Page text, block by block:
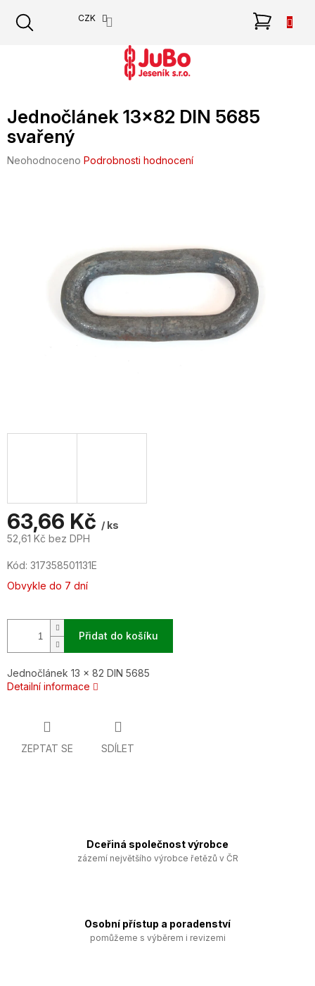
obsah
CZK
Jednočlánek 13x82 DIN 5685
svařený
Průměrné
Neohodnoceno Podrobnosti hodnocení
63,66 Kč / ks
52,61 Kč bez DPH
cena:
Kód: 317358501131E
Obvykle do 7 dní
Přidat do košíku
Jednočlánek 13 x 82 DIN 5685
Detailní informace
ZEPTAT SE SDÍLET
Dceřiná společnost výrobce
zázemí největšího výrobce řetězů v ČR
Osobní přístup a poradenství
pomůžeme s výběrem i revizemi